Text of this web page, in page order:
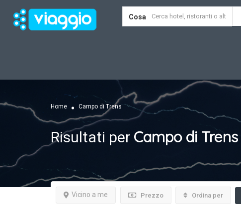
Cosa
Home Campo di Trens
Risultati per Campo di Trens
Prezzo
Vicino a me Ordina per